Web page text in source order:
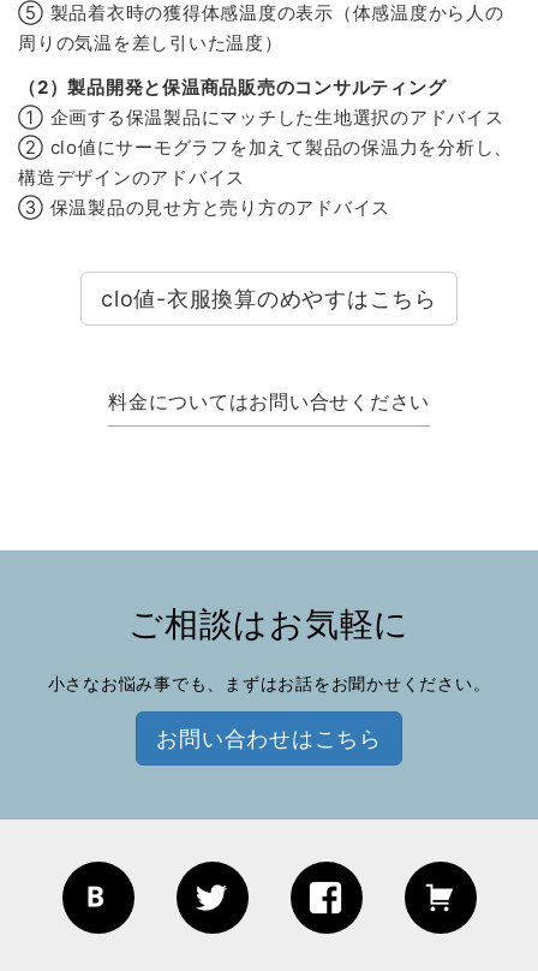
⑤ 製品着衣時の獲得体感温度の表示（体感温度から人の
周りの気温を差し引いた温度）
（2）製品開発と保温商品販売のコンサルティング
① 企画する保温製品にマッチした生地選択のアドバイス
② clo値にサーモグラフを加えて製品の保温力を分析し、
構造デザインのアドバイス
③ 保温製品の見せ方と売り方のアドバイス
clo値-衣服換算のめやすはこちら
料金についてはお問い合せください
ご相談はお気軽に
小さなお悩み事でも、まずはお話をお聞かせください。
お問い合わせはこちら